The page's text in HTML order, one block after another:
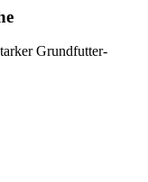
Grundfutter-